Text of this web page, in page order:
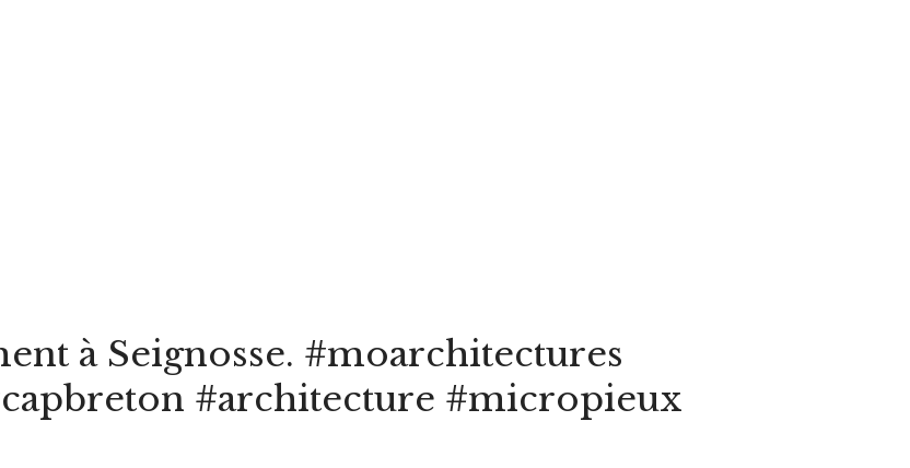
à Seignosse. #moarchitectures
#architecture #micropieux